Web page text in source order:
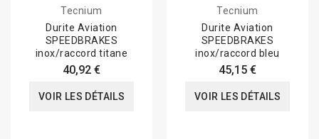
Tecnium
Durite Aviation
SPEEDBRAKES
inox/raccord titane
40,92 €
VOIR LES DÉTAILS
Tecnium
Durite Aviation
SPEEDBRAKES
inox/raccord bleu
45,15 €
VOIR LES DÉTAILS